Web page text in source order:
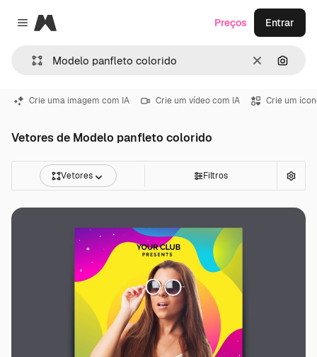
Close menu
Magnific
Limpar
Preços Entrar
Crie uma imagem com IA Crie um vídeo com IA Crie um
Vetores de Modelo panfleto colorido
Vetores Filtros